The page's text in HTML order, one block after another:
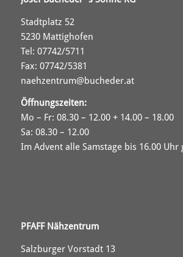
Stadtplatz 52
5230 Mattighofen
Tel: 07742/5711
Fax: 07742/5381
naehzentrum@bucheder.at
Öffnungszeiten:
Mo – Fr: 08.30 – 12.00 + 14.00 – 18.00
Sa: 08.30 – 12.00
Im Advent alle Samstage bis 16.00 Uhr
PFAFF Nähzentrum
Salzburger Vorstadt 13